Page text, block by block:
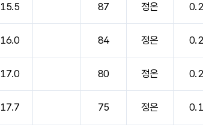
15.5 87 정온 0.2
16.0 84 정온 0.2
17.0 80 정온 0.2
17.7 75 정온 0.1